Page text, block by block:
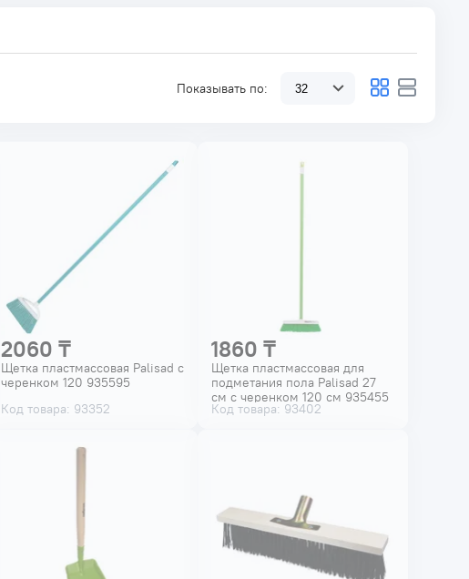
Показывать по:
2060 ₸
Щетка пластмассовая Palisad c
черенком 120 935595
Код товара: 93352
1860 ₸
Щетка пластмассовая для
подметания пола Palisad 27
см c черенком 120 см 935455
Код товара: 93402